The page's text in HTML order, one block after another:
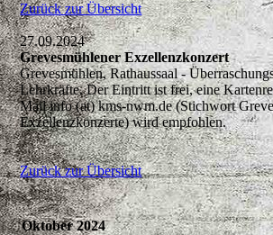
Zurück zur Übersicht
27.09.2024
Grevesmühlener Exzellenzkonzert
Grevesmühlen, Rathaussaal -
Lehrkräfte. Der Eintritt ist frei, eine
Mail info (at) kms-nwm.de (Stichwort
Exzellenzkonzerte) wird empfohlen.
Zurück zur Übersicht
Oktober 2024